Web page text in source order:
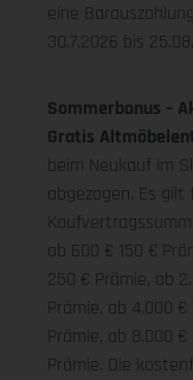
eine
30.7.2026 bis
Sommerbonus –
Gratis
beim Neukauf im
abgezogen. Es
ab 600 € 150 €
250 € Prämie, ab
Prämie, ab 4.000
Prämie, ab 8.000
Prämie. Die